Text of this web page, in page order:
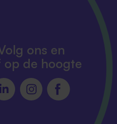
ons en
op de hoogte